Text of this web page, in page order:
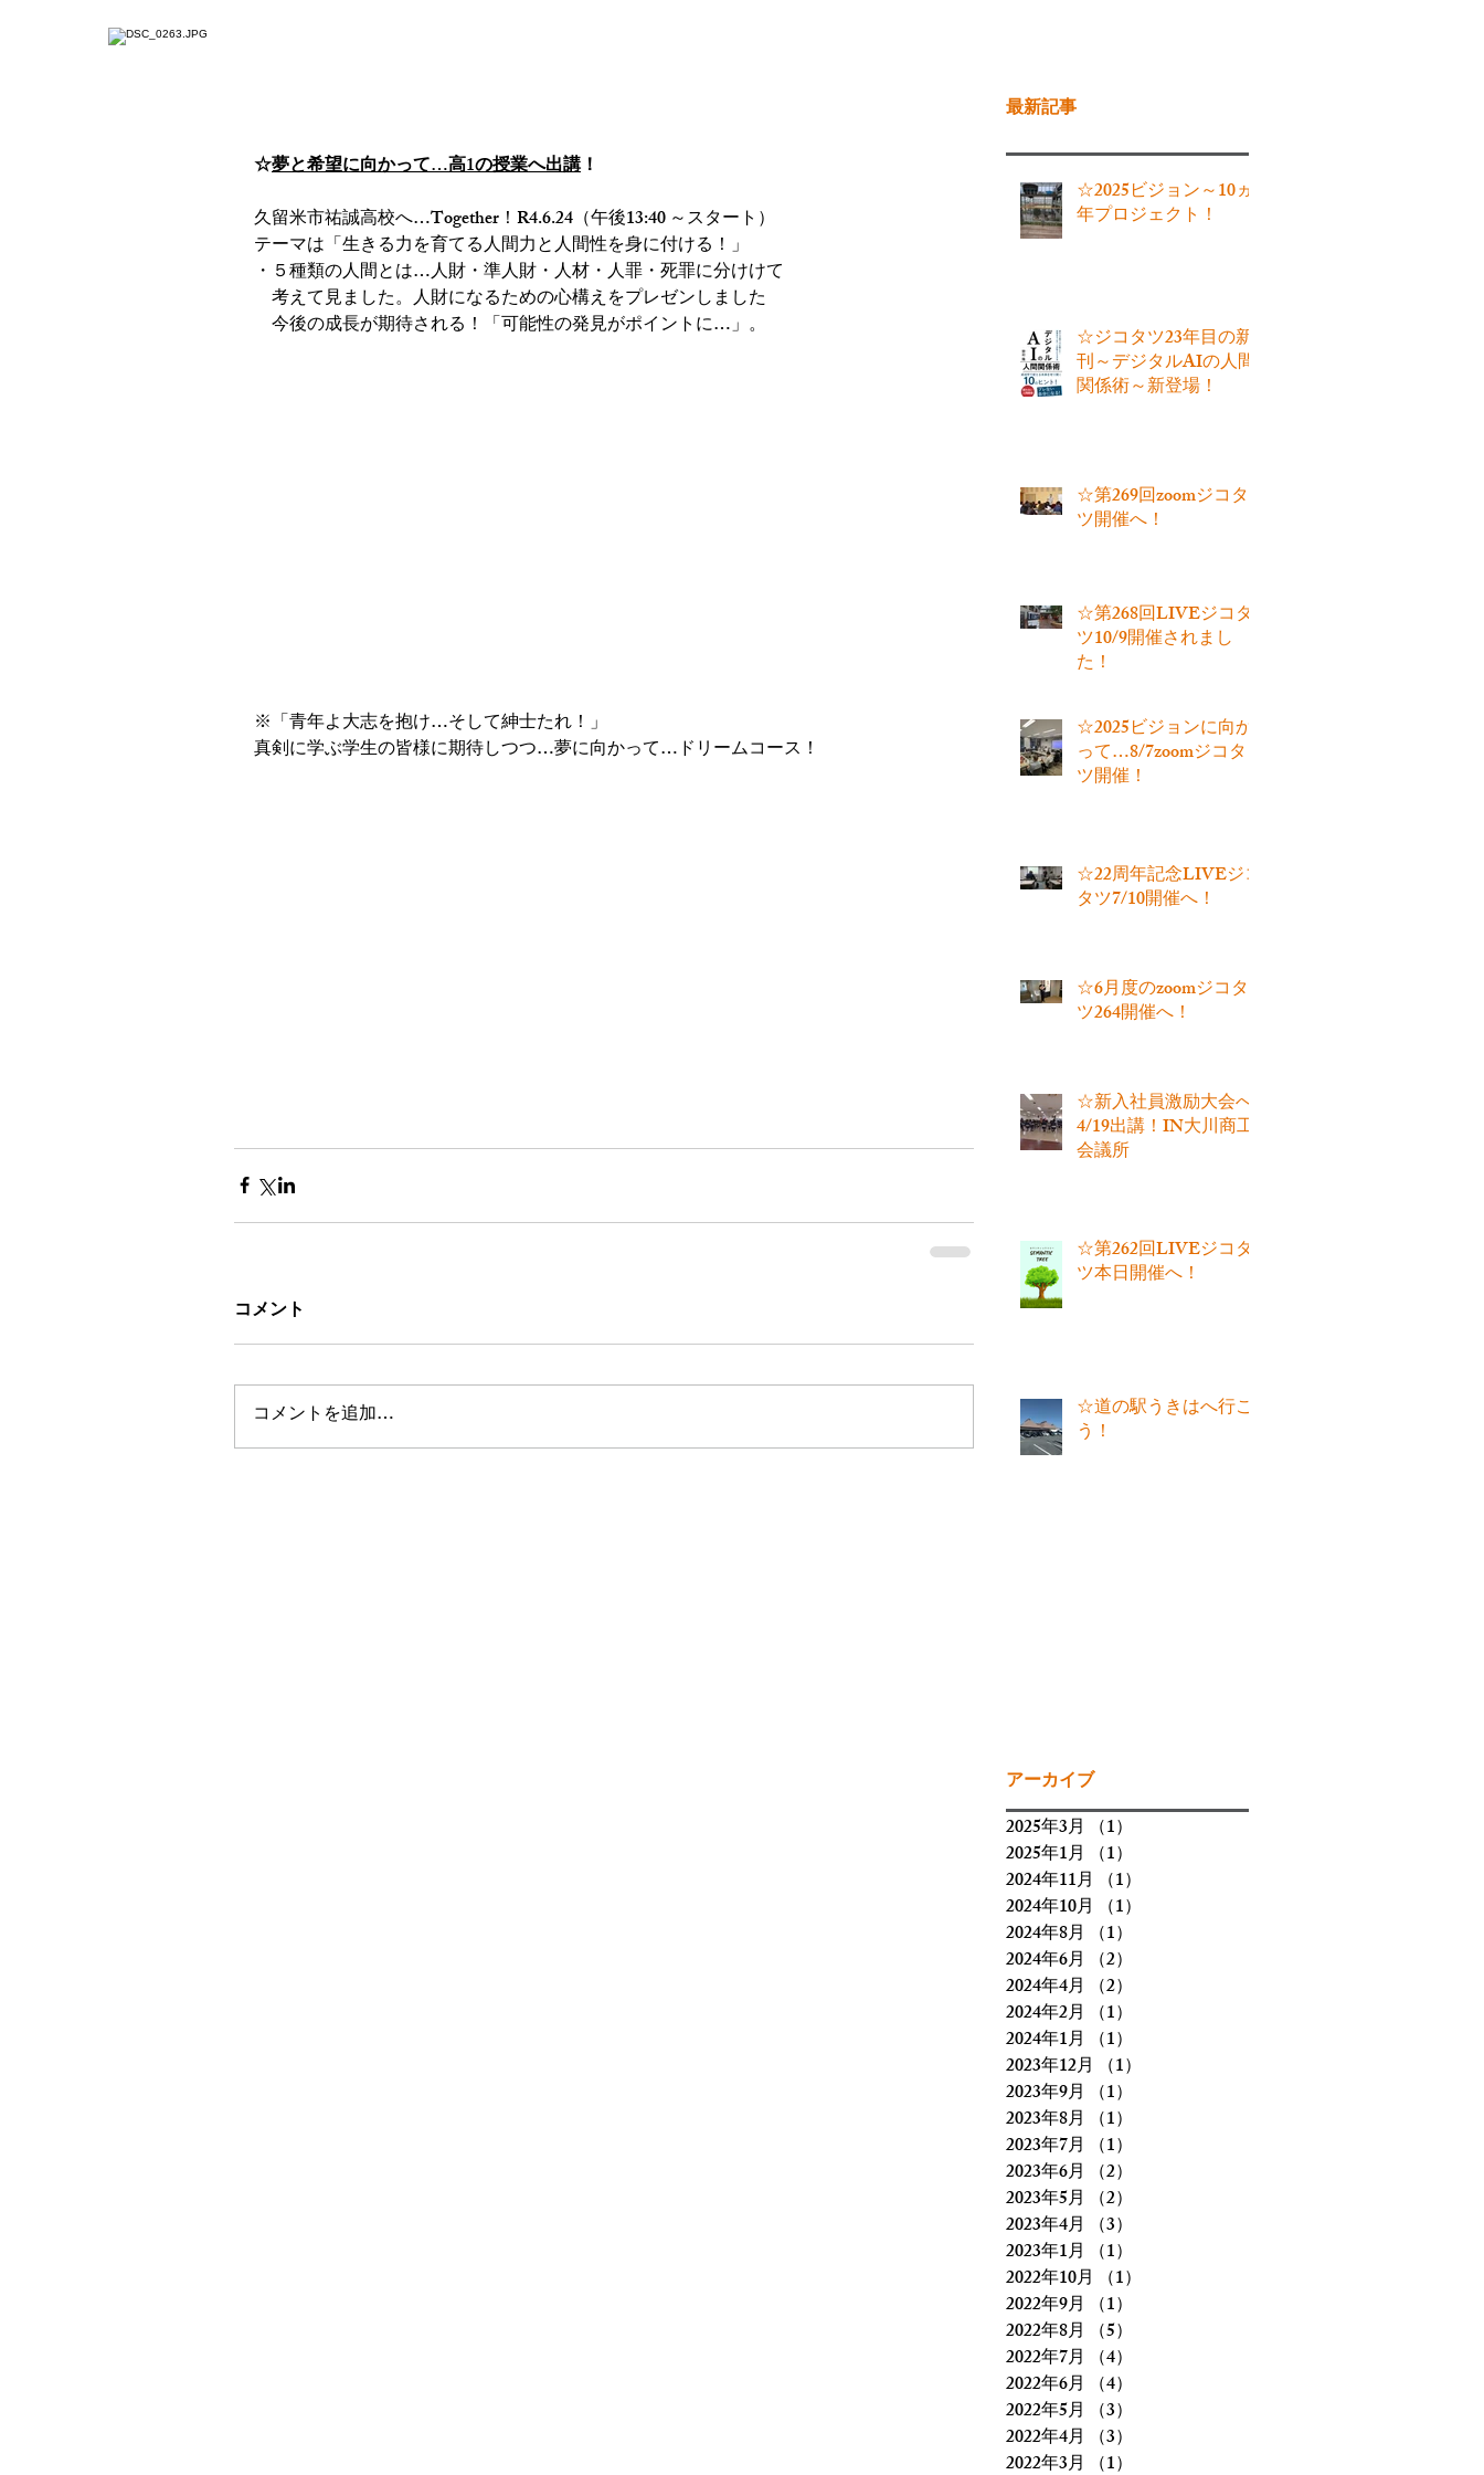
☆夢と希望に向かって…高1の授業へ出講 ！
久留米市祐誠高校へ…Together！R4.6.24（午後13:40 ～スタート）
テーマは「生きる力を育てる人間力と人間性を身に付ける！」
・５種類の人間とは…人財・準人財・人材・人罪・死罪に分けけて
考えて見ました。人財になるための心構えをプレゼンしました
今後の成長が期待される！「可能性の発見がポイントに…」。
※「青年よ大志を抱け…そして紳士たれ！」
真剣に学ぶ学生の皆様に期待しつつ…夢に向かって…ドリームコース！
コメント
コメントを追加…
最新記事
☆2025ビジョン～10ヵ
年プロジェクト！
☆ジコタツ23年目の新
刊～デジタルAIの人間
関係術～新登場！
☆第269回zoomジコタ
ツ開催へ！
☆第268回LIVEジコタ
ツ10/9開催されまし
た！
☆2025ビジョンに向か
って…8/7zoomジコタ
ツ開催！
☆22周年記念LIVEジコ
タツ7/10開催へ！
☆6月度のzoomジコタ
ツ264開催へ！
☆新入社員激励大会へ
4/19出講！IN大川商工
会議所
☆第262回LIVEジコタ
ツ本日開催へ！
☆道の駅うきはへ行こ
う！
アーカイブ
2025年3月 （1）
2025年1月 （1）
2024年11月 （1）
2024年10月 （1）
2024年8月 （1）
2024年6月 （2）
2024年4月 （2）
2024年2月 （1）
2024年1月 （1）
2023年12月 （1）
2023年9月 （1）
2023年8月 （1）
2023年7月 （1）
2023年6月 （2）
2023年5月 （2）
2023年4月 （3）
2023年1月 （1）
2022年10月 （1）
2022年9月 （1）
2022年8月 （5）
2022年7月 （4）
2022年6月 （4）
2022年5月 （3）
2022年4月 （3）
2022年3月 （1）